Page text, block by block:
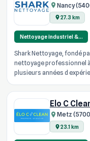
Nancy
27.3 km
Nettoyage industriel &…
Shark Nettoyage, fondé
nettoyage professionnel
plusieurs années d
Elo C
Metz
23.1 km